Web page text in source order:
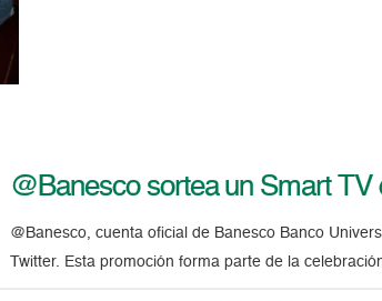
@Banesco sortea un Smart TV
@Banesco, cuenta oficial de Banesco Banco
Twitter. Esta promoción forma parte de la